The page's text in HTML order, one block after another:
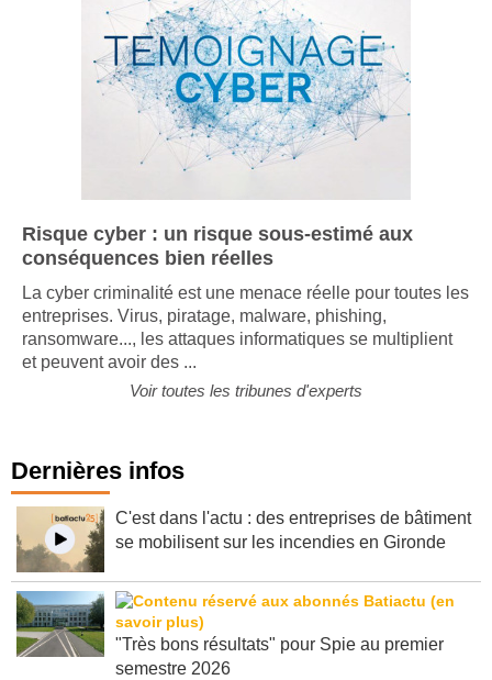
Risque cyber : un risque sous-estimé aux
conséquences bien réelles
La cyber criminalité est une menace réelle pour toutes les
entreprises. Virus, piratage, malware, phishing,
ransomware..., les attaques informatiques se multiplient
et peuvent avoir des ...
Voir toutes les tribunes d'experts
Dernières infos
C'est dans l'actu : des entreprises de bâtiment
se mobilisent sur les incendies en Gironde
"Très bons résultats" pour Spie au premier
semestre 2026